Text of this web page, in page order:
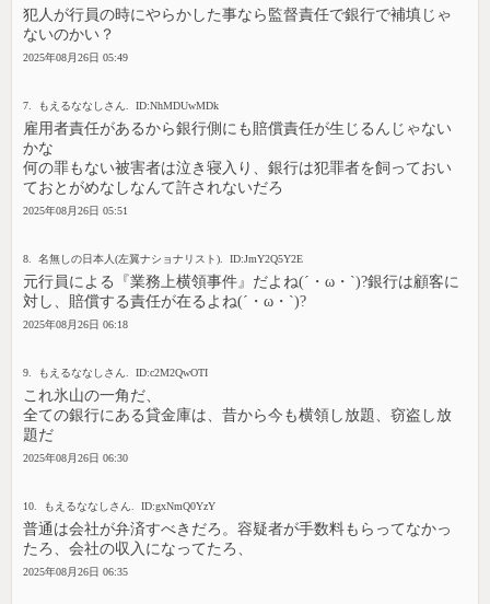
犯人が行員の時にやらかした事なら監督責任で銀行で補填じゃ
ないのかい？
2025年08月26日 05:49
7. もえるななしさん. ID:NhMDUwMDk
雇用者責任があるから銀行側にも賠償責任が生じるんじゃない
かな
何の罪もない被害者は泣き寝入り、銀行は犯罪者を飼っておい
ておとがめなしなんて許されないだろ
2025年08月26日 05:51
8. 名無しの日本人(左翼ナショナリスト). ID:JmY2Q5Y2E
元行員による『業務上横領事件』だよね(´・ω・`)?銀行は顧客に
対し、賠償する責任が在るよね(´・ω・`)?
2025年08月26日 06:18
9. もえるななしさん. ID:c2M2QwOTI
これ氷山の一角だ、
全ての銀行にある貸金庫は、昔から今も横領し放題、窃盗し放
題だ
2025年08月26日 06:30
10. もえるななしさん. ID:gxNmQ0YzY
普通は会社が弁済すべきだろ。容疑者が手数料もらってなかっ
たろ、会社の収入になってたろ、
2025年08月26日 06:35